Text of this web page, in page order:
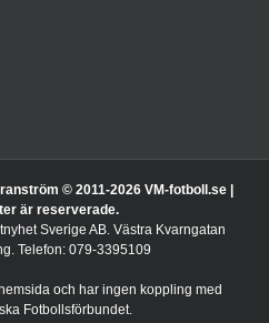
© 2011-2026 VM-fotboll.se |
är reserverade.
Sverige AB. Västra Kvarngatan
Telefon: 079-3395109
och har ingen koppling med
Fotbollsförbundet.